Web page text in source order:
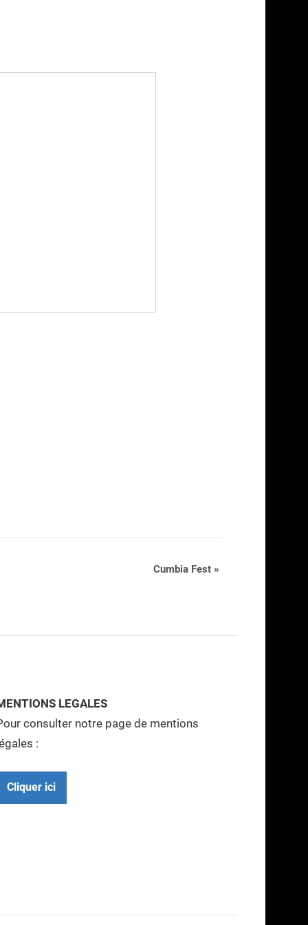
Cumbia Fest »
LEGALES
consulter notre page de mentions
:
Cliquer ici